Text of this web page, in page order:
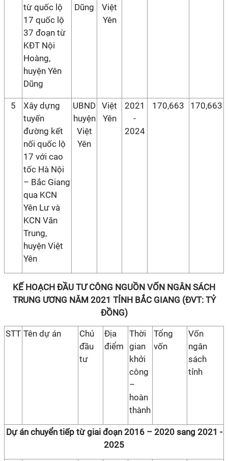
từ quốc lộ
17 quốc lộ
37 đoạn từ
KĐT Nội
Hoàng,
huyện Yên
Dũng
Dũng
Việt
Yên
5
Xây dựng
tuyến
đường kết
nối quốc lộ
17 với cao
tốc Hà Nội
– Bắc Giang
qua KCN
Yên Lư và
KCN Văn
Trung,
huyện Việt
Yên
UBND
huyện
Việt
Yên
Việt
Yên
2021
-
2024
170,663 170,663
KẾ HOẠCH ĐẦU TƯ CÔNG NGUỒN VỐN NGÂN SÁCH
TRUNG ƯƠNG NĂM 2021 TỈNH BẮC GIANG (ĐVT: TỶ
ĐỒNG)
STT Tên dự án
Chủ
đầu
tư
Địa
điểm
Thời
gian
khởi
công
–
hoàn
thành
Tổng
vốn
Vốn
ngân
sách
tỉnh
Dự án chuyển tiếp từ giai đoạn 2016 – 2020 sang 2021 -
2025